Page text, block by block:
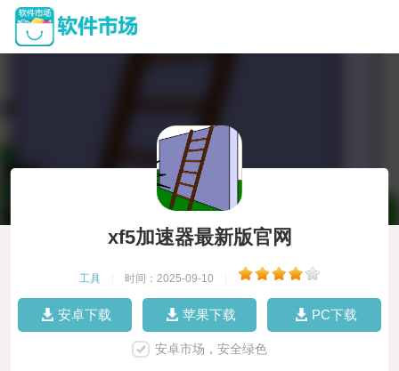
xf5加速器最新版官网
工具 时间：2025-09-10
安卓下载 苹果下载 PC下载
安卓市场，安全绿色